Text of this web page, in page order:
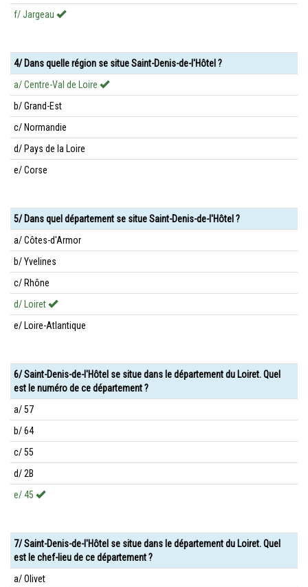
f/ Jargeau
4/ Dans quelle région se situe Saint-Denis-de-l'Hôtel ?
a/ Centre-Val de Loire
b/ Grand-Est
c/ Normandie
d/ Pays de la Loire
e/ Corse
5/ Dans quel département se situe Saint-Denis-de-l'Hôtel ?
a/ Côtes-d'Armor
b/ Yvelines
c/ Rhône
d/ Loiret
e/ Loire-Atlantique
6/ Saint-Denis-de-l'Hôtel se situe dans le département du Loiret. Quel
est le numéro de ce département ?
a/ 57
b/ 64
c/ 55
d/ 2B
e/ 45
7/ Saint-Denis-de-l'Hôtel se situe dans le département du Loiret. Quel
est le chef-lieu de ce département ?
a/ Olivet